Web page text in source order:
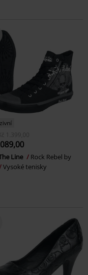
Kč 1.399,00
Line
Rock Rebel by
Vysoké tenisky